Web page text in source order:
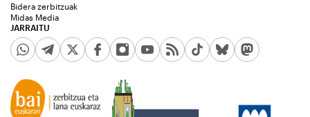
JARRAITU
Bidera zerbitzuak
Midas Media